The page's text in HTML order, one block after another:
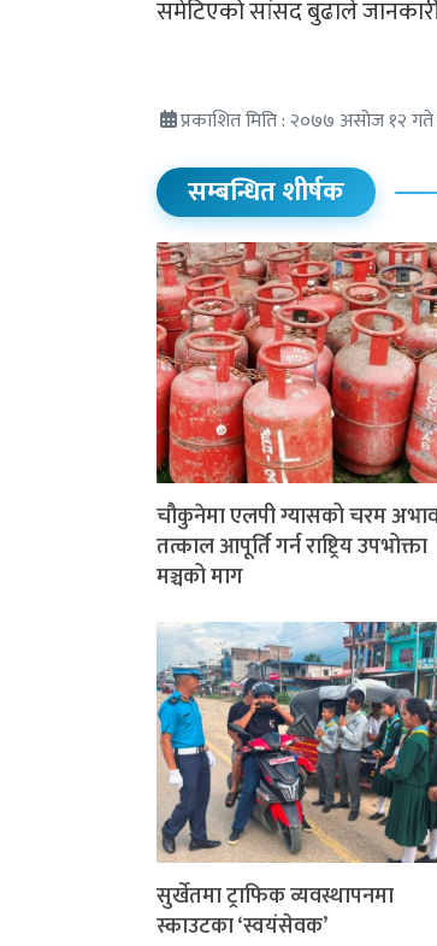
समेटिएको सांसद बुढाले जानकारी
प्रकाशित मिति : २०७७ असोज १२ गते
सम्बन्धित शीर्षक
चौकुनेमा एलपी ग्यासको चरम
तत्काल आपूर्ति गर्न राष्ट्रिय उपभोक्ता
मञ्चको माग
सुर्खेतमा ट्राफिक व्यवस्थापनमा
स्काउटका ‘स्वयंसेवक’